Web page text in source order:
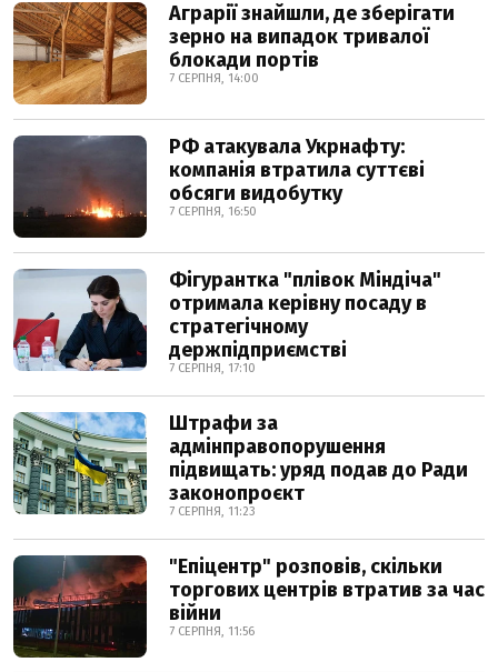
Аграрії знайшли, де зберігати
зерно на випадок тривалої
блокади портів
7 СЕРПНЯ, 14:00
РФ атакувала Укрнафту:
компанія втратила суттєві
обсяги видобутку
7 СЕРПНЯ, 16:50
Фігурантка "плівок Міндіча"
отримала керівну посаду в
стратегічному
держпідприємстві
7 СЕРПНЯ, 17:10
Штрафи за
адмінправопорушення
підвищать: уряд подав до Ради
законопроєкт
7 СЕРПНЯ, 11:23
"Епіцентр" розповів, скільки
торгових центрів втратив за час
війни
7 СЕРПНЯ, 11:56